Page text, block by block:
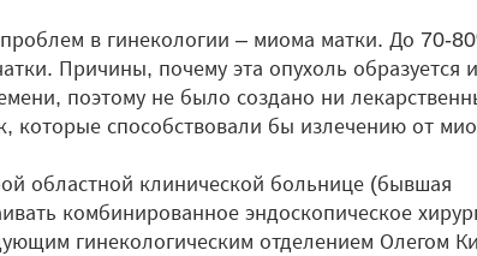
в гинекологии – миома матки. До 70-
Причины, почему эта опухоль образуется
поэтому не было создано ни
которые способствовали бы излечению от
областной клинической больнице (бывшая
комбинированное эндоскопическое
гинекологическим отделением Олегом